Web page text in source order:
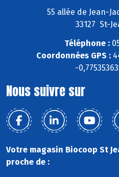
55 allée de Jean-
33127 St-
Téléphone :
Coordonnées GPS :
-
Nous suivre sur
Votre magasin Biocoop St
proche de :